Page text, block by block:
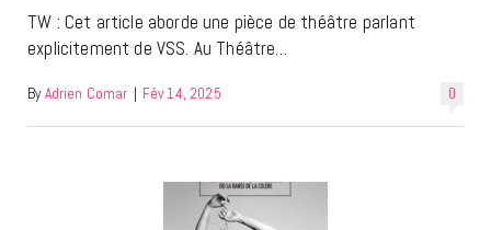
TW : Cet article aborde une pièce de théâtre parlant
explicitement de VSS. Au Théâtre…
0
By Adrien Comar | Fév 14, 2025